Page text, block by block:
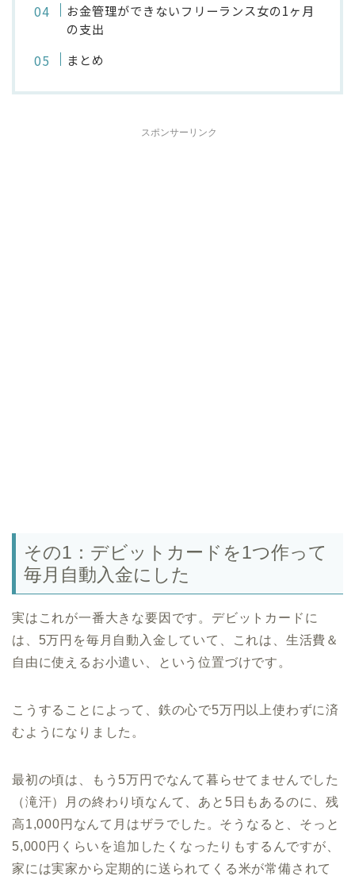
お金管理ができないフリーランス女の1ヶ月
の支出
まとめ
スポンサーリンク
その1：デビットカードを1つ作って
毎月自動入金にした
実はこれが一番大きな要因です。デビットカードに
は、5万円を毎月自動入金していて、これは、生活費＆
自由に使えるお小遣い、という位置づけです。
こうすることによって、鉄の心で5万円以上使わずに済
むようになりました。
最初の頃は、もう5万円でなんて暮らせてませんでした
（滝汗）月の終わり頃なんて、あと5日もあるのに、残
高1,000円なんて月はザラでした。そうなると、そっと
5,000円くらいを追加したくなったりもするんですが、
家には実家から定期的に送られてくる米が常備されて